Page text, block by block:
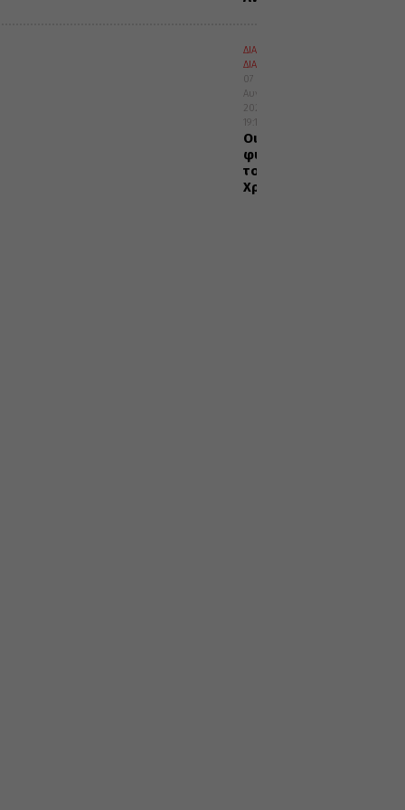
ΔΙΑΛΟΓΟΣ
ΔΙΑΦΟΡΑ
07
Αυγούστου
2026
19:10
Οι
φύσεις
του
Χριστού